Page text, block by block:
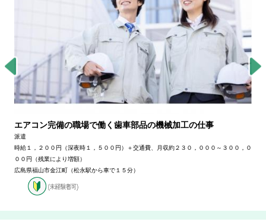
エアコン完備の職場で働く歯車部品の機械加工の仕事
派遣
時給１，２００円（深夜時１，５００円）＋交通費、月収約２３０，０００～３００，０
００円（残業により増額）
広島県福山市金江町（松永駅から車で１５分）